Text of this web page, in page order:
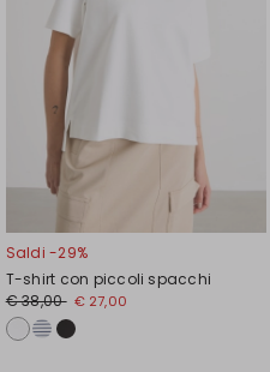
Saldi -29%
T-shirt con piccoli spacchi
€ 38,00 € 27,00